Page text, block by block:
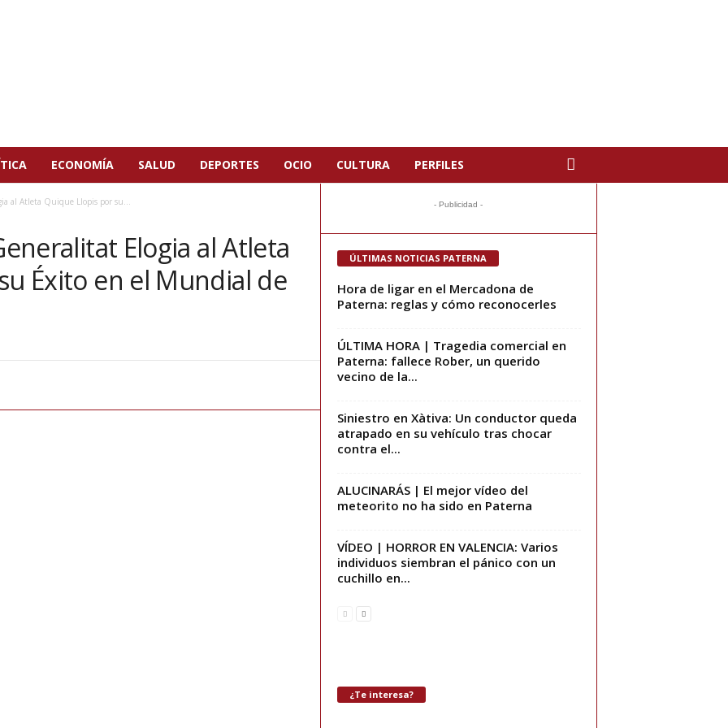
ECONOMÍA SALUD DEPORTES OCIO CULTURA PERFILES
al Atleta Quique Llopis por su...
Elogia al Atleta
Éxito en el Mundial de
- Publicidad -
ÚLTIMAS NOTICIAS PATERNA
Hora de ligar en el Mercadona de
Paterna: reglas y cómo reconocerles
ÚLTIMA HORA | Tragedia comercial en
Paterna: fallece Rober, un querido
vecino de la...
Siniestro en Xàtiva: Un conductor queda
atrapado en su vehículo tras chocar
contra el...
ALUCINARÁS | El mejor vídeo del
meteorito no ha sido en Paterna
VÍDEO | HORROR EN VALENCIA: Varios
individuos siembran el pánico con un
cuchillo en...
¿Te interesa?